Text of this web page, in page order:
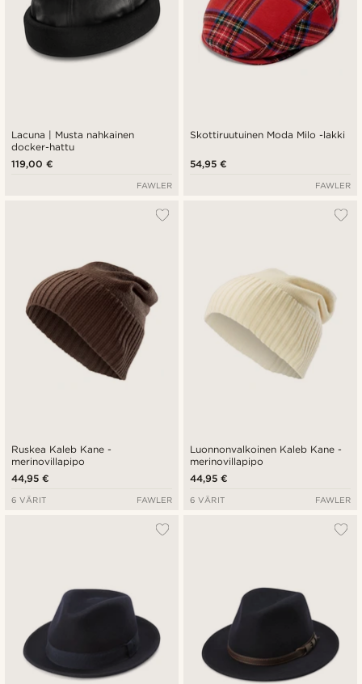
Lacuna | Musta nahkainen
docker-hattu
119,00 €
FAWLER
Skottiruutuinen Moda Milo -lakki
54,95 €
FAWLER
Ruskea Kaleb Kane -
merinovillapipo
44,95 €
6 VÄRIT FAWLER
Luonnonvalkoinen Kaleb Kane -
merinovillapipo
44,95 €
6 VÄRIT FAWLER